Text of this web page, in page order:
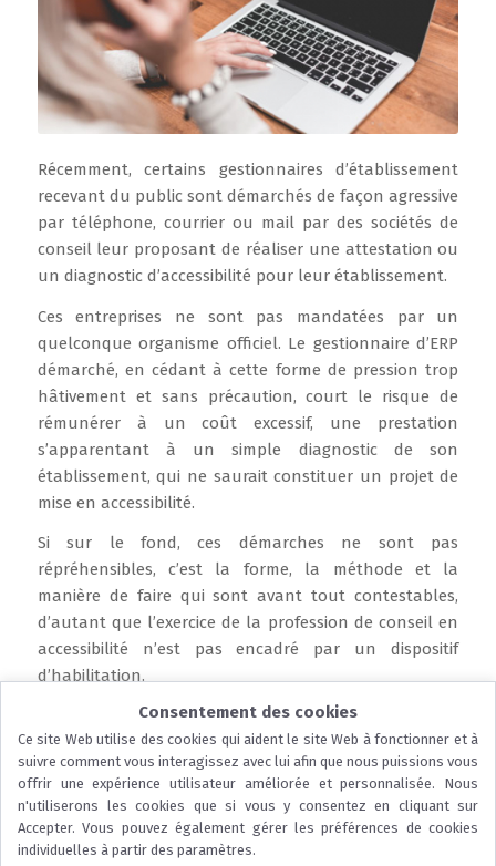
Récemment, certains gestionnaires d’établissement
recevant du public sont démarchés de façon agressive
par téléphone, courrier ou mail par des sociétés de
conseil leur proposant de réaliser une attestation ou
un diagnostic d’accessibilité pour leur établissement.
Ces entreprises ne sont pas mandatées par un
quelconque organisme officiel. Le gestionnaire d’ERP
démarché, en cédant à cette forme de pression trop
hâtivement et sans précaution, court le risque de
rémunérer à un coût excessif, une prestation
s’apparentant à un simple diagnostic de son
établissement, qui ne saurait constituer un projet de
mise en accessibilité.
Si sur le fond, ces démarches ne sont pas
répréhensibles, c’est la forme, la méthode et la
manière de faire qui sont avant tout contestables,
d’autant que l’exercice de la profession de conseil en
accessibilité n’est pas encadré par un dispositif
d’habilitation.
...
Consentement des cookies
Ce site Web utilise des cookies qui aident le site Web à fonctionner et à
suivre comment vous interagissez avec lui afin que nous puissions vous
offrir une expérience utilisateur améliorée et personnalisée. Nous
n'utiliserons les cookies que si vous y consentez en cliquant sur
Accepter. Vous pouvez également gérer les préférences de cookies
individuelles à partir des paramètres.